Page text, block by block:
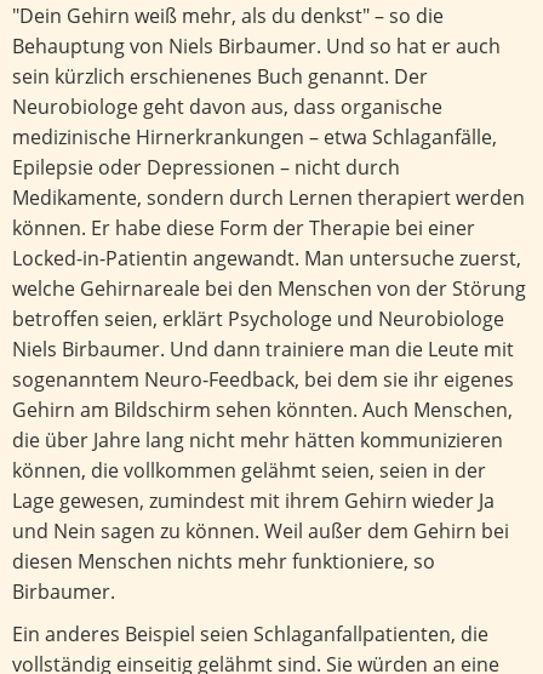
"Dein Gehirn weiß mehr, als du denkst" – so die
Behauptung von Niels Birbaumer. Und so hat er auch
sein kürzlich erschienenes Buch genannt. Der
Neurobiologe geht davon aus, dass organische
medizinische Hirnerkrankungen – etwa Schlaganfälle,
Epilepsie oder Depressionen – nicht durch
Medikamente, sondern durch Lernen therapiert werden
können. Er habe diese Form der Therapie bei einer
Locked-in-Patientin angewandt. Man untersuche zuerst,
welche Gehirnareale bei den Menschen von der Störung
betroffen seien, erklärt Psychologe und Neurobiologe
Niels Birbaumer. Und dann trainiere man die Leute mit
sogenanntem Neuro-Feedback, bei dem sie ihr eigenes
Gehirn am Bildschirm sehen könnten. Auch Menschen,
die über Jahre lang nicht mehr hätten kommunizieren
können, die vollkommen gelähmt seien, seien in der
Lage gewesen, zumindest mit ihrem Gehirn wieder Ja
und Nein sagen zu können. Weil außer dem Gehirn bei
diesen Menschen nichts mehr funktioniere, so
Birbaumer.
Ein anderes Beispiel seien Schlaganfallpatienten, die
vollständig einseitig gelähmt sind. Sie würden an eine